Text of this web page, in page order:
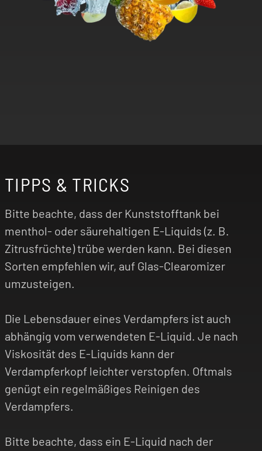
TIPPS & TRICKS
Bitte beachte, dass der Kunststofftank bei
menthol- oder säurehaltigen E-Liquids (z. B.
Zitrusfrüchte) trübe werden kann. Bei diesen
Sorten empfehlen wir, auf Glas-Clearomizer
umzusteigen.
Die Lebensdauer eines Verdampfers ist auch
abhängig vom verwendeten E-Liquid. Je nach
Viskosität des E-Liquids kann der
Verdampferkopf leichter verstopfen. Oftmals
genügt ein regelmäßiges Reinigen des
Verdampfers.
Bitte beachte, dass ein E-Liquid nach der